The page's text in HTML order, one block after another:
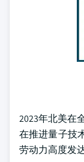
2023年北美在
在推进量子技
劳动力高度发